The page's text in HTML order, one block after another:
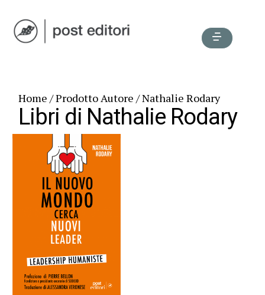
Home / Prodotto Autore / Nathalie Rodary
Libri di Nathalie Rodary